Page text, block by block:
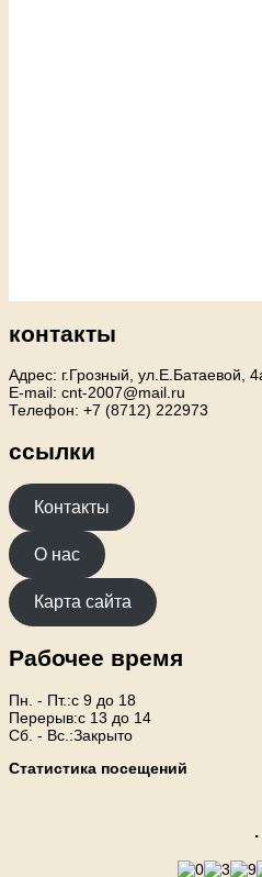
контакты
Адрес: г.Грозный, ул.Е.Батаевой,
E-mail: cnt-2007@mail.ru
Телефон: +7 (8712) 222973
ссылки
Контакты
О нас
Карта сайта
Рабочее время
Пн. - Пт.:с 9 до 18
Перерыв:с 13 до 14
Сб. - Вс.:Закрыто
Статистика посещений
.